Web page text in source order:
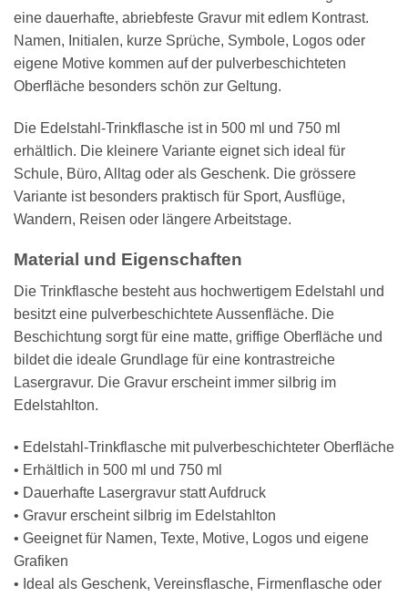
eine dauerhafte, abriebfeste Gravur mit edlem Kontrast.
Namen, Initialen, kurze Sprüche, Symbole, Logos oder
eigene Motive kommen auf der pulverbeschichteten
Oberfläche besonders schön zur Geltung.
Die Edelstahl-Trinkflasche ist in 500 ml und 750 ml
erhältlich. Die kleinere Variante eignet sich ideal für
Schule, Büro, Alltag oder als Geschenk. Die grössere
Variante ist besonders praktisch für Sport, Ausflüge,
Wandern, Reisen oder längere Arbeitstage.
Material und Eigenschaften
Die Trinkflasche besteht aus hochwertigem Edelstahl und
besitzt eine pulverbeschichtete Aussenfläche. Die
Beschichtung sorgt für eine matte, griffige Oberfläche und
bildet die ideale Grundlage für eine kontrastreiche
Lasergravur. Die Gravur erscheint immer silbrig im
Edelstahlton.
• Edelstahl-Trinkflasche mit pulverbeschichteter Oberfläche
• Erhältlich in 500 ml und 750 ml
• Dauerhafte Lasergravur statt Aufdruck
• Gravur erscheint silbrig im Edelstahlton
• Geeignet für Namen, Texte, Motive, Logos und eigene
Grafiken
• Ideal als Geschenk, Vereinsflasche, Firmenflasche oder